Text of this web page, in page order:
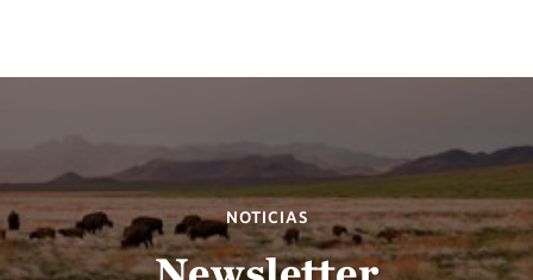
NOTICIAS